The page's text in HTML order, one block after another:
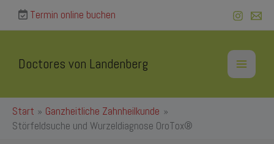
Inhalt
Termin online buchen
Doctores von Landenberg
Start
Ganzheitliche Zahnheilkunde
Störfeldsuche und Wurzeldiagnose OroTox®